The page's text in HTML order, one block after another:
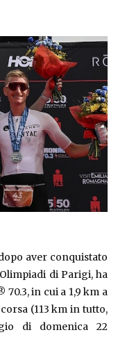
aver conquistato
di Parigi, ha
in cui a 1,9 km a
(113 km in tutto,
di domenica 22